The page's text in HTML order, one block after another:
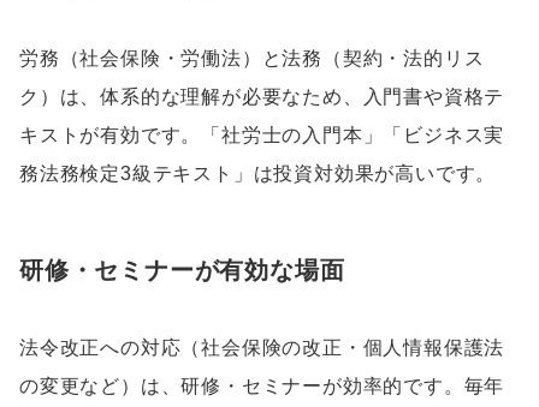
労務（社会保険・労働法）と法務（契約・法的リス
ク）は、体系的な理解が必要なため、入門書や資格テ
キストが有効です。「社労士の入門本」「ビジネス実
務法務検定3級テキスト」は投資対効果が高いです。
研修・セミナーが有効な場面
法令改正への対応（社会保険の改正・個人情報保護法
の変更など）は、研修・セミナーが効率的です。毎年